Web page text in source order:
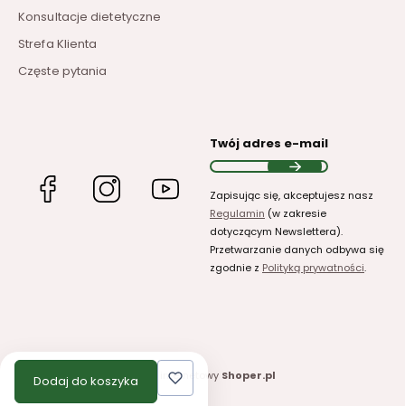
Konsultacje dietetyczne
Strefa Klienta
Częste pytania
(Otwiera(Otwiera
się
(Otwiera
nowej
karcie)
Twój adres e-mail
Zapisując się, akceptujesz nasz
Regulamin (w zakresie
dotyczącym Newslettera).
Przetwarzanie danych odbywa się
zgodnie z Polityką prywatności.
Sklep internetowy Shoper.pl
Dodaj do koszyka